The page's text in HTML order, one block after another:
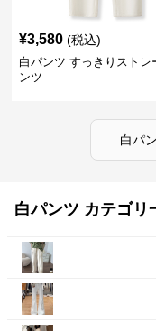
¥3,580 (税込)
白パンツ すっきりストレ
ンツ
白パ
白パンツ カテゴリ